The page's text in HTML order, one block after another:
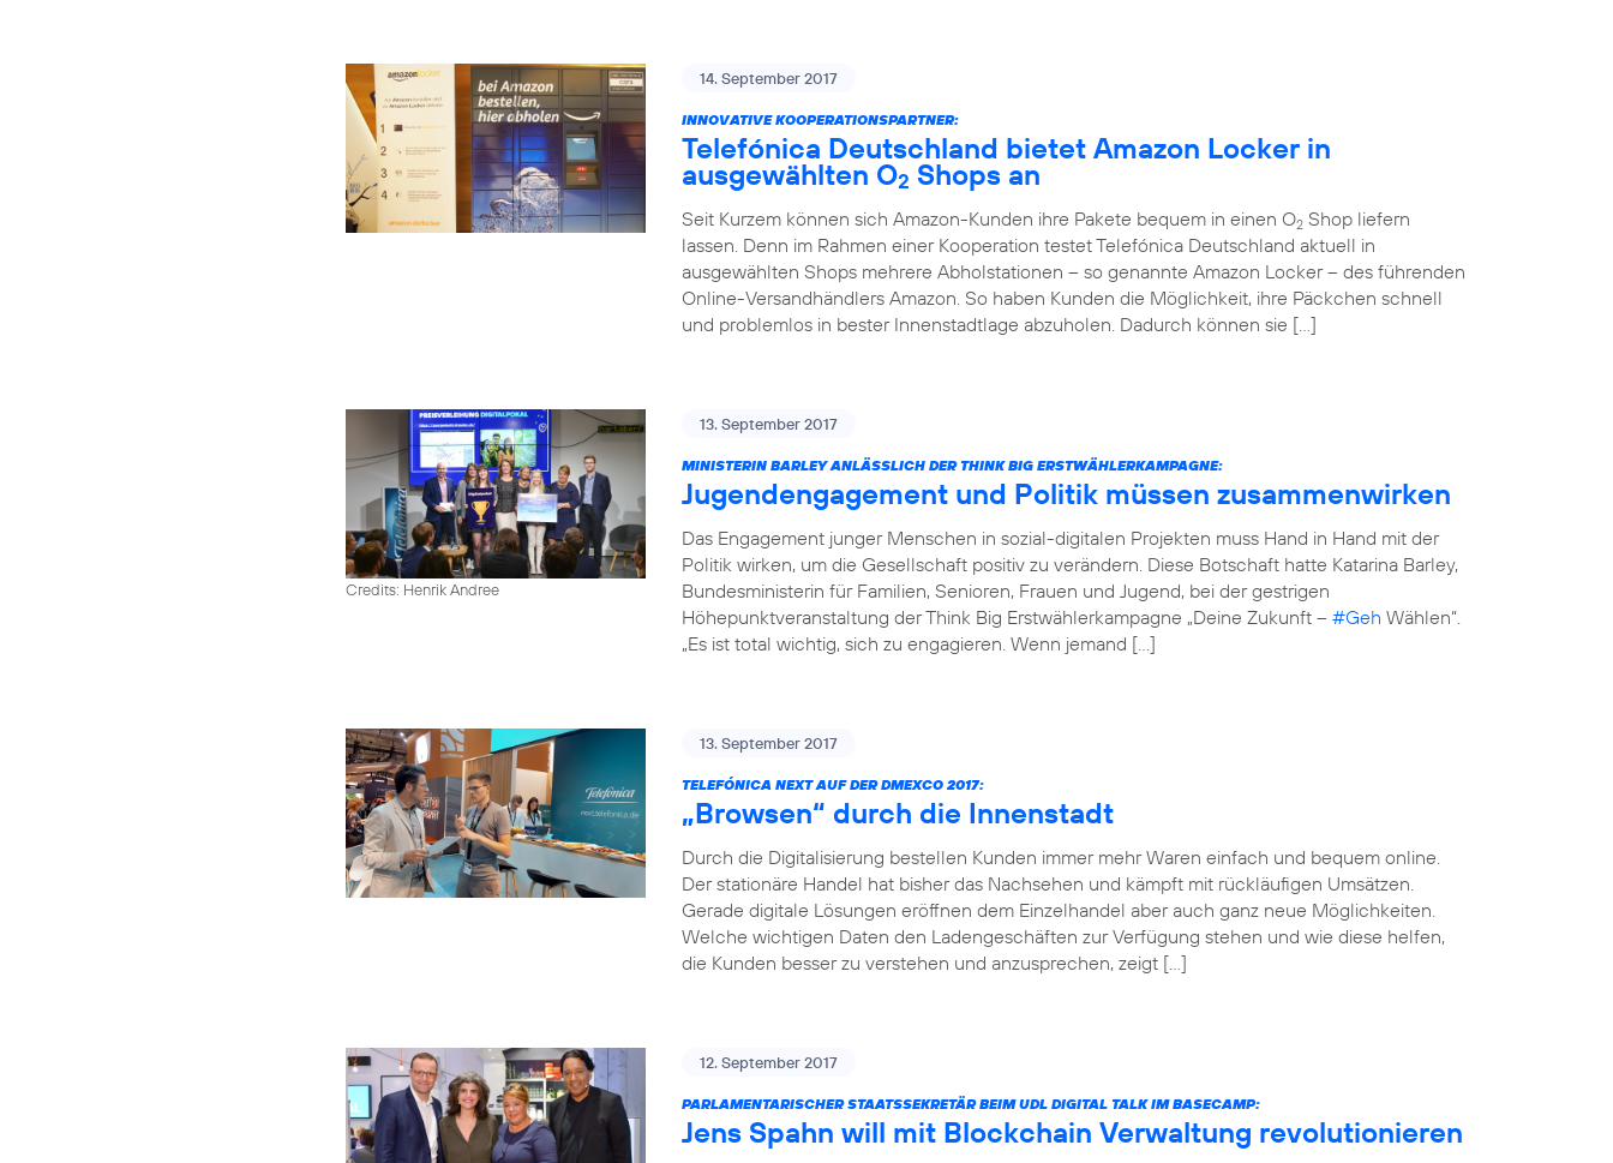
14. September 2017
INNOVATIVE KOOPERATIONSPARTNER:
Telefónica Deutschland bietet Amazon Locker in
ausgewählten O2 Shops an
Seit Kurzem können sich Amazon-Kunden ihre Pakete bequem in einen O2 Shop liefern
lassen. Denn im Rahmen einer Kooperation testet Telefónica Deutschland aktuell in
ausgewählten Shops mehrere Abholstationen – so genannte Amazon Locker – des führenden
Online-Versandhändlers Amazon. So haben Kunden die Möglichkeit, ihre Päckchen schnell
und problemlos in bester Innenstadtlage abzuholen. Dadurch können sie […]
Credits: Henrik Andree
13. September 2017
MINISTERIN BARLEY ANLÄSSLICH DER THINK BIG ERSTWÄHLERKAMPAGNE:
Jugendengagement und Politik müssen zusammenwirken
Das Engagement junger Menschen in sozial-digitalen Projekten muss Hand in Hand mit der
Politik wirken, um die Gesellschaft positiv zu verändern. Diese Botschaft hatte Katarina Barley,
Bundesministerin für Familien, Senioren, Frauen und Jugend, bei der gestrigen
Höhepunktveranstaltung der Think Big Erstwählerkampagne „Deine Zukunft – #Geh Wählen“.
„Es ist total wichtig, sich zu engagieren. Wenn jemand […]
13. September 2017
TELEFÓNICA NEXT AUF DER DMEXCO 2017:
„Browsen“ durch die Innenstadt
Durch die Digitalisierung bestellen Kunden immer mehr Waren einfach und bequem online.
Der stationäre Handel hat bisher das Nachsehen und kämpft mit rückläufigen Umsätzen.
Gerade digitale Lösungen eröffnen dem Einzelhandel aber auch ganz neue Möglichkeiten.
Welche wichtigen Daten den Ladengeschäften zur Verfügung stehen und wie diese helfen,
die Kunden besser zu verstehen und anzusprechen, zeigt […]
12. September 2017
PARLAMENTARISCHER STAATSSEKRETÄR BEIM UDL DIGITAL TALK IM BASECAMP:
Jens Spahn will mit Blockchain Verwaltung revolutionieren